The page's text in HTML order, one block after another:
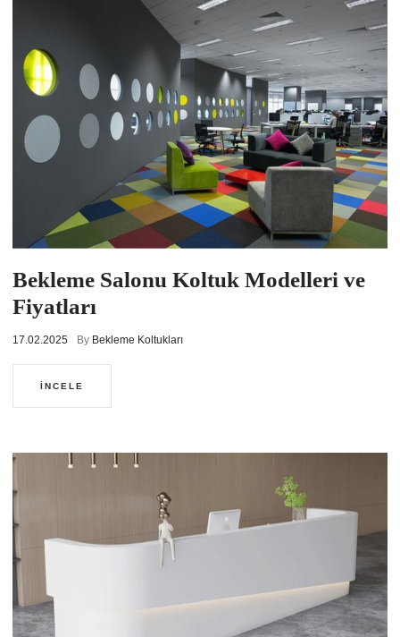
Bekleme Salonu Koltuk Modelleri ve
Fiyatları
17.02.2025 By Bekleme Koltukları
İNCELE